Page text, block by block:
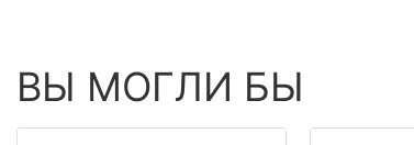
ВЫ МОГЛИ БЫ